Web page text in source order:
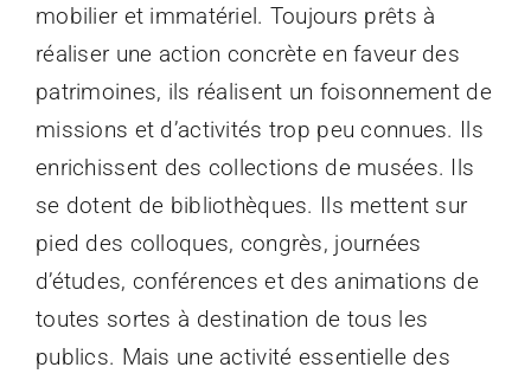
mobilier et immatériel. Toujours prêts à
réaliser une action concrète en faveur des
patrimoines, ils réalisent un foisonnement de
missions et d’activités trop peu connues. Ils
enrichissent des collections de musées. Ils
se dotent de bibliothèques. Ils mettent sur
pied des colloques, congrès, journées
d’études, conférences et des animations de
toutes sortes à destination de tous les
publics. Mais une activité essentielle des